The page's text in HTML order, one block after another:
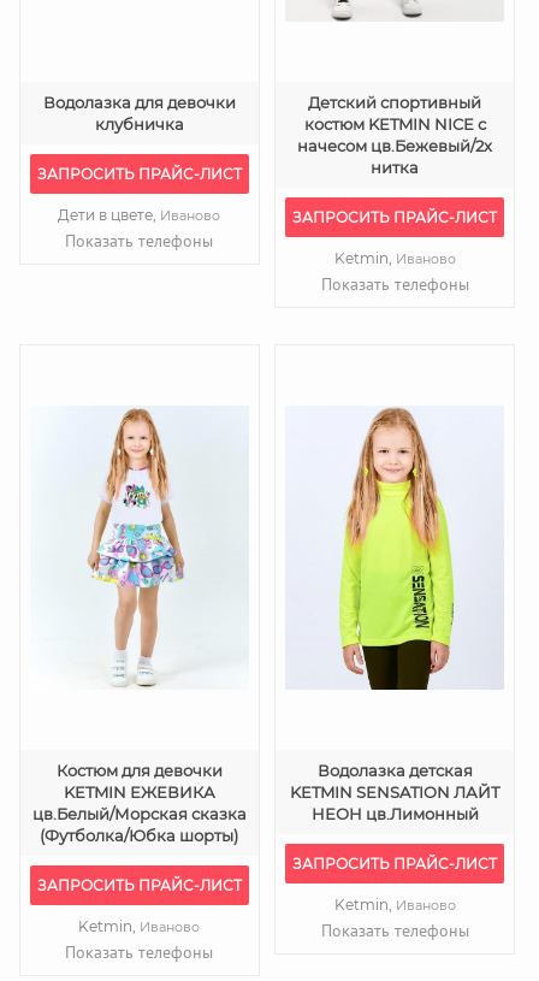
Водолазка для девочки
клубничка
ЗАПРОСИТЬ ПРАЙС-ЛИСТ
Дети в цвете, Иваново
Показать телефоны
Детский спортивный
костюм KETMIN NICE с
начесом цв.Бежевый/2х
нитка
ЗАПРОСИТЬ ПРАЙС-ЛИСТ
Ketmin, Иваново
Показать телефоны
Костюм для девочки
KETMIN ЕЖЕВИКА
цв.Белый/Морская сказка
(Футболка/Юбка шорты)
ЗАПРОСИТЬ ПРАЙС-ЛИСТ
Ketmin, Иваново
Показать телефоны
Водолазка детская
KETMIN SENSATION ЛАЙТ
НЕОН цв.Лимонный
ЗАПРОСИТЬ ПРАЙС-ЛИСТ
Ketmin, Иваново
Показать телефоны